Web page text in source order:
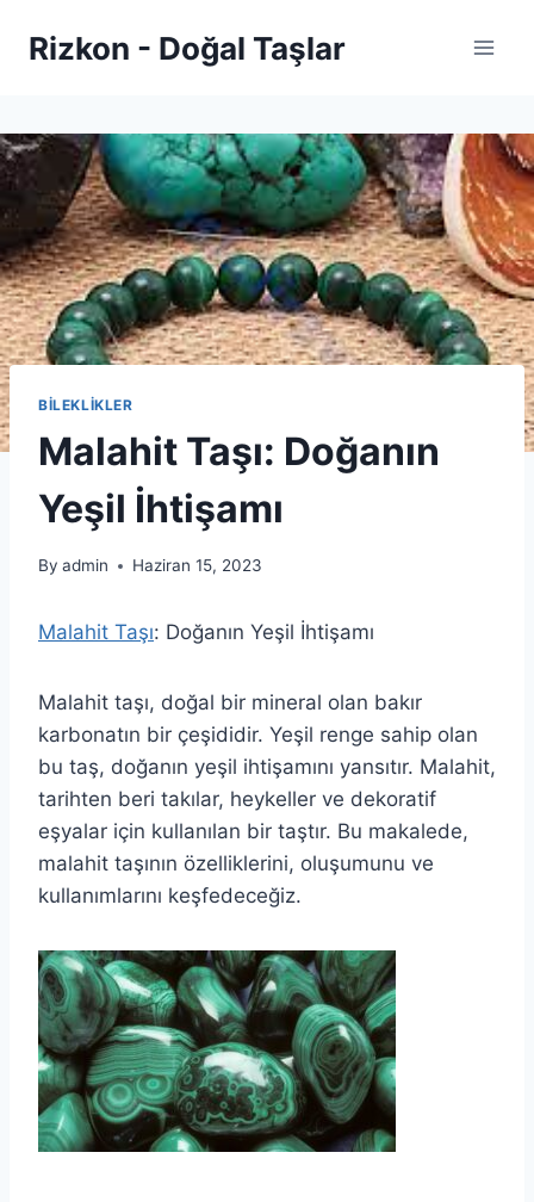
Rizkon - Doğal Taşlar
BİLEKLİKLER
Malahit Taşı: Doğanın
Yeşil İhtişamı
By admin Haziran 15, 2023
Malahit Taşı: Doğanın Yeşil İhtişamı
Malahit taşı, doğal bir mineral olan bakır
karbonatın bir çeşididir. Yeşil renge sahip olan
bu taş, doğanın yeşil ihtişamını yansıtır. Malahit,
tarihten beri takılar, heykeller ve dekoratif
eşyalar için kullanılan bir taştır. Bu makalede,
malahit taşının özelliklerini, oluşumunu ve
kullanımlarını keşfedeceğiz.